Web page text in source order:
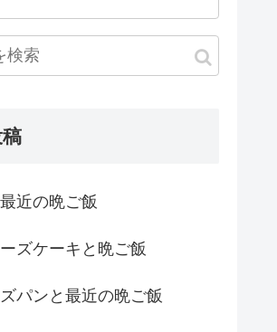
近の晩ご飯
ズケーキと晩ご飯
パンと最近の晩ご飯